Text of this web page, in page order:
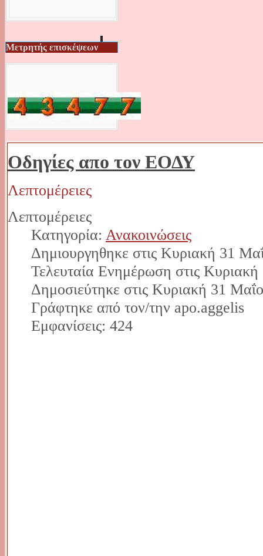
Μετρητής επισκέψεων
Οδηγίες απο τον ΕΟΔΥ
Λεπτομέρειες
Λεπτομέρειες
Κατηγορία: Ανακοινώσεις
Δημιουργηθηκε στις Κυριακή 31
Τελευταία Ενημέρωση στις
Δημοσιεύτηκε στις Κυριακή 31
Γράφτηκε από τον/την apo.aggelis
Εμφανίσεις: 424